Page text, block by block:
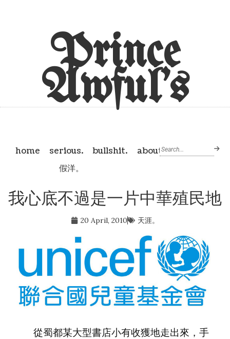
Prince
Awful's
home serious.
bullshit.
假洋。
about
我心底不過是一片中華殖民地
20 April, 2010 天涯。
從蜀都某大型書店小有收獲地走出來，手